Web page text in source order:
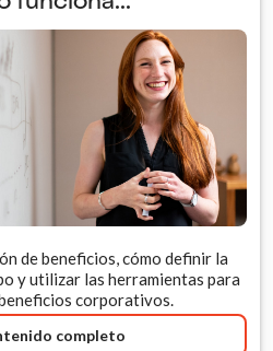
de beneficios, cómo definir la
y utilizar las herramientas para
corporativos.
completo